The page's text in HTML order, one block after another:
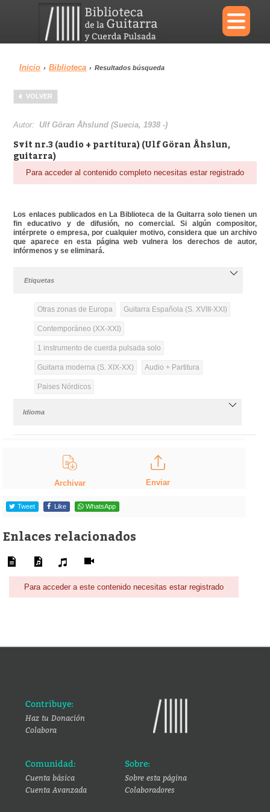
×
Menu
Biblioteca
Área personal Reproductor
Inicio › Biblioteca › Resultados búsqueda
VOLVER
Autor: Ulf Göran Åhslund (Suecia, 1938 -)
Svit nr.3 (audio + partitura) (Ulf Göran Åhslun,
guitarra)
Para acceder al contenido completo necesitas estar registrado
Los enlaces publicados en La Biblioteca de la Guitarra solo tienen un
fin educativo y de difusión, no comercial. Si algún compositor,
intérprete o empresa, por cualquier motivo, considera que un archivo
que aparece en esta página web vulnera los derechos de autor,
infórmenos y se eliminará.
Etiquetas
Otras zonas de Europa Guitarra Española (S. XVIII-XXI)
Contemporáneo (XX-XXI)
1 instrumento de cuerda pulsada solo
Guitarra moderna (S. XIX-XX) Audio + Partitura
Paises Nórdicos
Idioma
Archivar Enviar
Tweet Like WhatsApp
Enlaces relacionados
Para acceder a este contenido necesitas estar registrado
Contribuye:
Haz tu Donación
Colabora
Comunidad:
Cuenta básica
Cuenta Avanzada
Sobre:
Sobre esta página
Colaboradores